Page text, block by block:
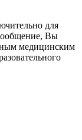
для
Вы
медицинским